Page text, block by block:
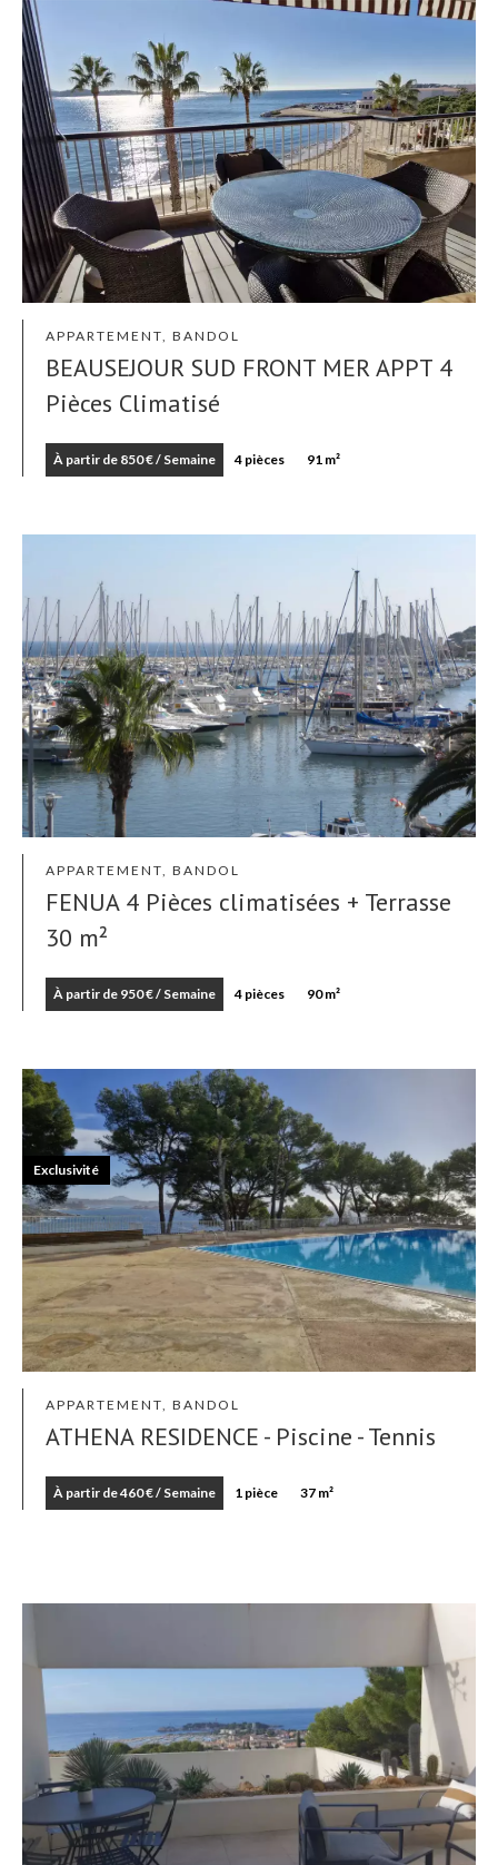
APPARTEMENT, BANDOL
BEAUSEJOUR SUD FRONT MER APPT 4
Pièces Climatisé
À partir de 850 € / Semaine 4 pièces 91 m²
APPARTEMENT, BANDOL
FENUA 4 Pièces climatisées + Terrasse
30 m²
À partir de 950 € / Semaine 4 pièces 90 m²
APPARTEMENT, BANDOL
ATHENA RESIDENCE - Piscine - Tennis
À partir de 460 € / Semaine 1 pièce 37 m²
Exclusivité